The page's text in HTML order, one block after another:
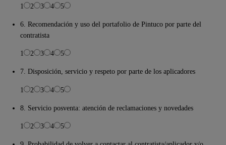
1 2 3 4 5
6. Recomendación y uso del portafolio de Pintuco por parte del
contratista
1 2 3 4 5
7. Disposición, servicio y respeto por parte de los aplicadores
1 2 3 4 5
8. Servicio posventa: atención de reclamaciones y novedades
1 2 3 4 5